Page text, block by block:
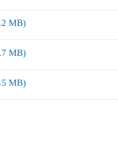
MB)
MB)
MB)